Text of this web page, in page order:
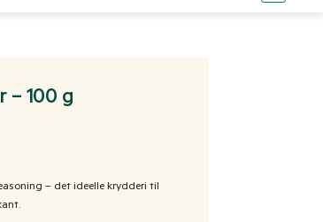
– 100 g
– det ideelle krydderi til